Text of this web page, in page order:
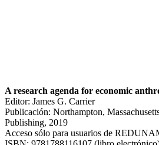
A research agenda for economic
Editor: James G. Carrier
Publicación: Northampton,
Publishing, 2019
Acceso sólo para usuarios de